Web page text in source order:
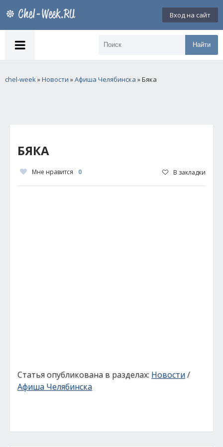
Вход на сайт
Найти
chel-week»Новости »Афиша Челябинска » Бяка
БЯКА
Мне нравится 0 В закладки
Статья опубликована в разделах: Новости/
Афиша Челябинска